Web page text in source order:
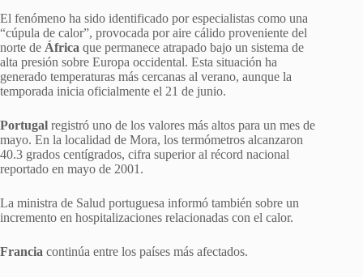
El fenómeno ha sido identificado por especialistas como una
“cúpula de calor”, provocada por aire cálido proveniente del
norte de África que permanece atrapado bajo un sistema de
alta presión sobre Europa occidental. Esta situación ha
generado temperaturas más cercanas al verano, aunque la
temporada inicia oficialmente el 21 de junio.
Portugal registró uno de los valores más altos para un mes de
mayo. En la localidad de Mora, los termómetros alcanzaron
40.3 grados centígrados, cifra superior al récord nacional
reportado en mayo de 2001.
La ministra de Salud portuguesa informó también sobre un
incremento en hospitalizaciones relacionadas con el calor.
Francia continúa entre los países más afectados.